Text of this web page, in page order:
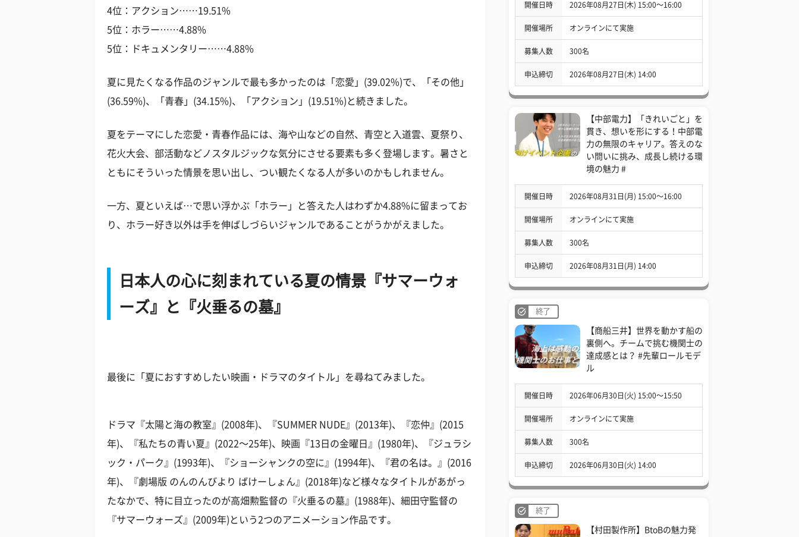
4位：アクション……19.51%
5位：ホラー……4.88%
5位：ドキュメンタリー……4.88%
夏に見たくなる作品のジャンルで最も多かったのは「恋愛」(39.02%)で、「その他」
(36.59%)、「青春」(34.15%)、「アクション」(19.51%)と続きました。
夏をテーマにした恋愛・青春作品には、海や山などの自然、青空と入道雲、夏祭り、
花火大会、部活動などノスタルジックな気分にさせる要素も多く登場します。暑さと
ともにそういった情景を思い出し、つい観たくなる人が多いのかもしれません。
一方、夏といえば…で思い浮かぶ「ホラー」と答えた人はわずか4.88%に留まってお
り、ホラー好き以外は手を伸ばしづらいジャンルであることがうかがえました。
日本人の心に刻まれている夏の情景『サマーウォ
ーズ』と『火垂るの墓』
最後に「夏におすすめしたい映画・ドラマのタイトル」を尋ねてみました。
ドラマ『太陽と海の教室』(2008年)、『SUMMER NUDE』(2013年)、『恋仲』(2015
年)、『私たちの青い夏』(2022〜25年)、映画『13日の金曜日』(1980年)、『ジュラシ
ック・パーク』(1993年)、『ショーシャンクの空に』(1994年)、『君の名は。』(2016
年)、『劇場版 のんのんびより ばけーしょん』(2018年)など様々なタイトルがあがっ
たなかで、特に目立ったのが高畑勲監督の『火垂るの墓』(1988年)、細田守監督の
『サマーウォーズ』(2009年)という2つのアニメーション作品です。
開催日時 2026年08月27日(木) 15:00〜16:00
開催場所 オンラインにて実施
募集人数 300名
申込締切 2026年08月27日(木) 14:00
【中部電力】「きれいごと」を
貫き、想いを形にする！中部電
力の無限のキャリア。答えのな
い問いに挑み、成長し続ける環
境の魅力 #
開催日時 2026年08月31日(月) 15:00〜16:00
開催場所 オンラインにて実施
募集人数 300名
申込締切 2026年08月31日(月) 14:00
終了
【商船三井】世界を動かす船の
裏側へ。チームで挑む機関士の
達成感とは？ #先輩ロールモデ
ル
開催日時 2026年06月30日(火) 15:00〜15:50
開催場所 オンラインにて実施
募集人数 300名
申込締切 2026年06月30日(火) 14:00
終了
【村田製作所】BtoBの魅力発